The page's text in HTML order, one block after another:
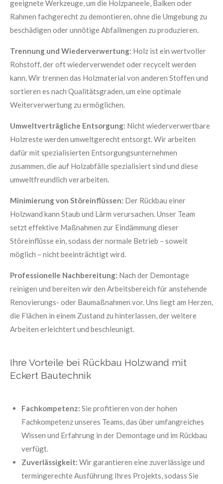
geeignete Werkzeuge, um die Holzpaneele, Balken oder
Rahmen fachgerecht zu demontieren, ohne die Umgebung zu
beschädigen oder unnötige Abfallmengen zu produzieren.
Trennung und Wiederverwertung: Holz ist ein wertvoller
Rohstoff, der oft wiederverwendet oder recycelt werden
kann. Wir trennen das Holzmaterial von anderen Stoffen und
sortieren es nach Qualitätsgraden, um eine optimale
Weiterverwertung zu ermöglichen.
Umweltverträgliche Entsorgung: Nicht wiederverwertbare
Holzreste werden umweltgerecht entsorgt. Wir arbeiten
dafür mit spezialisierten Entsorgungsunternehmen
zusammen, die auf Holzabfälle spezialisiert sind und diese
umweltfreundlich verarbeiten.
Minimierung von Störeinflüssen: Der Rückbau einer
Holzwand kann Staub und Lärm verursachen. Unser Team
setzt effektive Maßnahmen zur Eindämmung dieser
Störeinflüsse ein, sodass der normale Betrieb – soweit
möglich – nicht beeinträchtigt wird.
Professionelle Nachbereitung: Nach der Demontage
reinigen und bereiten wir den Arbeitsbereich für anstehende
Renovierungs- oder Baumaßnahmen vor. Uns liegt am Herzen,
die Flächen in einem Zustand zu hinterlassen, der weitere
Arbeiten erleichtert und beschleunigt.
Ihre Vorteile bei Rückbau Holzwand mit
Eckert Bautechnik
Fachkompetenz: Sie profitieren von der hohen
Fachkompetenz unseres Teams, das über umfangreiches
Wissen und Erfahrung in der Demontage und im Rückbau
verfügt.
Zuverlässigkeit: Wir garantieren eine zuverlässige und
termingerechte Ausführung Ihres Projekts, sodass Sie